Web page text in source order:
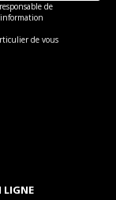
de
de vous
LIGNE